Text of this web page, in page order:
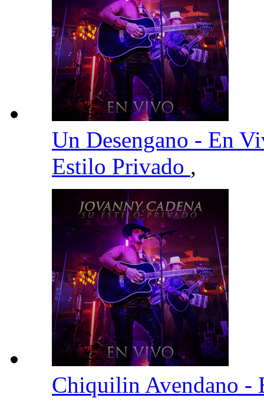
Un Desengano - En
Estilo Privado ,
Chiquilin Avendano